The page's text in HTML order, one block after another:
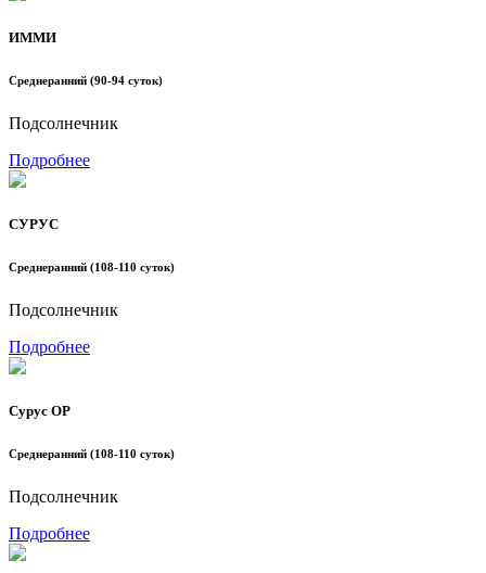
ИММИ
Среднеранний (90-94 суток)
Подсолнечник
Подробнее
СУРУС
Среднеранний (108-110 суток)
Подсолнечник
Подробнее
Сурус ОР
Среднеранний (108-110 суток)
Подсолнечник
Подробнее